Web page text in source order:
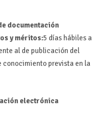
documentación
y méritos:5 días hábiles a
al de publicación del
conocimiento prevista en la
electrónica